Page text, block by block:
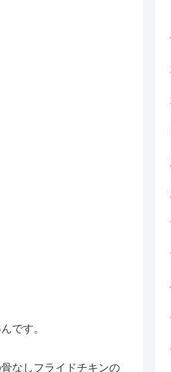
です。
なしフライドチキンの